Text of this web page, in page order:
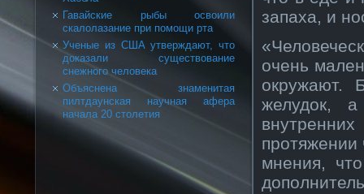
Гавайские рыбы освоили
скалолазание при помощи рта
Ученые из США утверждают, что
доказали существование
снежного человека
Объяснена знаменитая
пилтдаунская научная афера
начала 20 столетия
запаха, и
очень
окружают.
желудок,
протяжении
мнения,